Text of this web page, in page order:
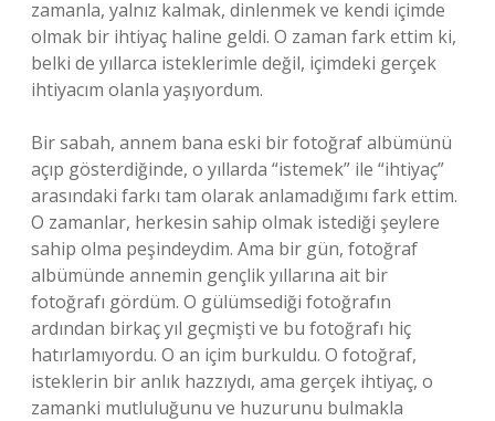
zamanla, yalnız kalmak, dinlenmek ve kendi içimde
olmak bir ihtiyaç haline geldi. O zaman fark ettim ki,
belki de yıllarca isteklerimle değil, içimdeki gerçek
ihtiyacım olanla yaşıyordum.
Bir sabah, annem bana eski bir fotoğraf albümünü
açıp gösterdiğinde, o yıllarda “istemek” ile “ihtiyaç”
arasındaki farkı tam olarak anlamadığımı fark ettim.
O zamanlar, herkesin sahip olmak istediği şeylere
sahip olma peşindeydim. Ama bir gün, fotoğraf
albümünde annemin gençlik yıllarına ait bir
fotoğrafı gördüm. O gülümsediği fotoğrafın
ardından birkaç yıl geçmişti ve bu fotoğrafı hiç
hatırlamıyordu. O an içim burkuldu. O fotoğraf,
isteklerin bir anlık hazzıydı, ama gerçek ihtiyaç, o
zamanki mutluluğunu ve huzurunu bulmakla